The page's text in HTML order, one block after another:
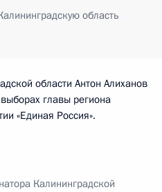
область
области Антон Алиханов
главы региона
«Единая Россия».
Калининградской